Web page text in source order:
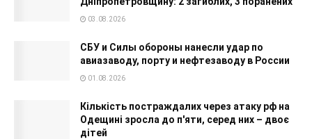
03.08.2026
СБУ и Силы обороны нанесли удар по
авиазаводу, порту и нефтезаводу в России
01.08.2026
Кількість постраждалих через атаку рф на
Одещині зросла до п'яти, серед них – двоє
дітей